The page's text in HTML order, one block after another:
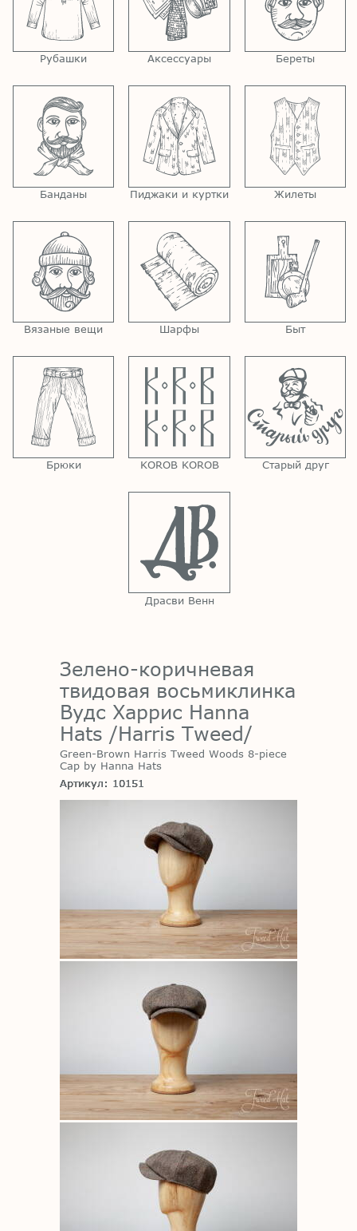
Рубашки Аксессуары Береты
Банданы Пиджаки и куртки Жилеты
Вязаные вещи Шарфы Быт
Брюки KOROB KOROB Старый друг
Драсви Венн
Зелено-коричневая
твидовая восьмиклинка
Вудс Харрис Hanna
Hats /Harris Tweed/
Green-Brown Harris Tweed Woods 8-piece
Cap by Hanna Hats
Артикул: 10151